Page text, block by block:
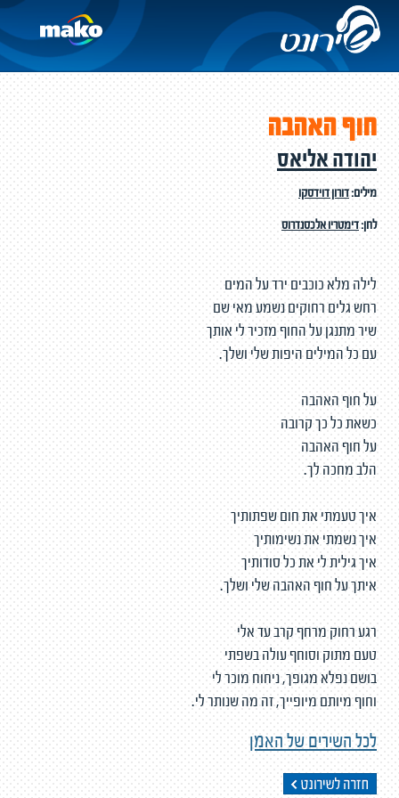
חוף האהבה
יהודה אליאס
מילים:דורון דוידסקו
לחן:דימטריו אלכסנדרוס
לילה מלא כוכבים ירד על המים
רחש גלים רחוקים נשמע מאי שם
שיר מתנגן על החוף מזכיר לי אותך
עם כל המילים היפות שלי ושלך.
על חוף האהבה
כשאת כל כך קרובה
על חוף האהבה
הלב מחכה לך.
איך טעמתי את חום שפתותיך
איך נשמתי את נשימותיך
איך גילית לי את כל סודותיך
איתך על חוף האהבה שלי ושלך.
רגע רחוק מרחף קרב עד אלי
טעם מתוק וסוחף עולה בשפתי
בושם נפלא מגופך, ניחוח מוכר לי
וחוף מיותם מיופייך, זה מה שנותר לי.
לכל השירים של האמן